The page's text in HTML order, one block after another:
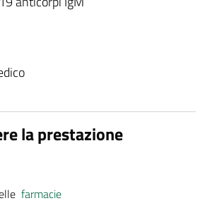
la prestazione
farmacie